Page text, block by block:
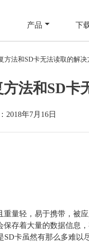
产品 下
方法和SD卡无法读取的解决
法和SD卡
2018年7月16日
量轻，易于携带，被
存着大量的数据信息
SD卡虽然有那么多难